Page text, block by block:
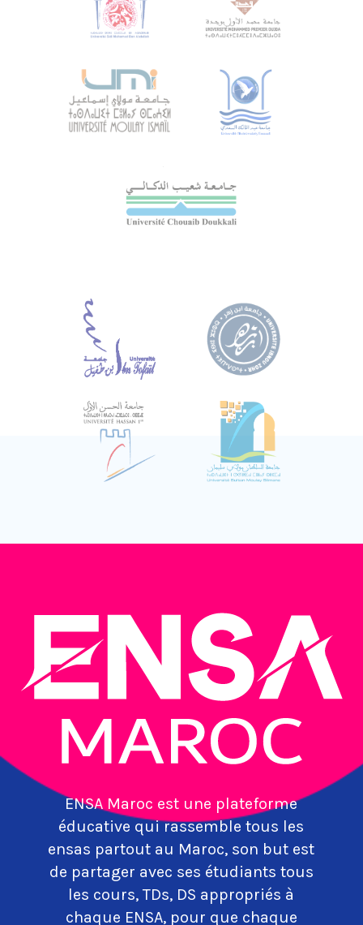
ENSA Maroc est une plateforme
éducative qui rassemble tous les
ensas partout au Maroc, son but est
de partager avec ses étudiants tous
les cours, TDs, DS appropriés à
chaque ENSA, pour que chaque